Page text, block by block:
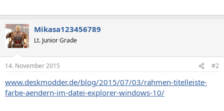
Mikasa123456789
Lt. Junior Grade
14. November 2015 #2
www.deskmodder.de/blog/2015/07/03/rahmen-titelleiste-
farbe-aendern-im-datei-explorer-windows-10/